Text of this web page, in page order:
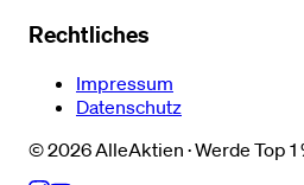
Rechtliches
Impressum
Datenschutz
©2026AlleAktien · Werde Top 1